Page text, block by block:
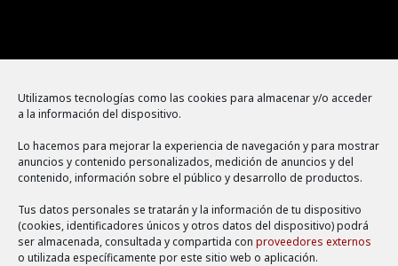
Utilizamos tecnologías como las cookies para almacenar y/o acceder
a la información del dispositivo.
Lo hacemos para mejorar la experiencia de navegación y para mostrar
anuncios y contenido personalizados, medición de anuncios y del
contenido, información sobre el público y desarrollo de productos.
Tus datos personales se tratarán y la información de tu dispositivo
(cookies, identificadores únicos y otros datos del dispositivo) podrá
ser almacenada, consultada y compartida con proveedores externos
o utilizada específicamente por este sitio web o aplicación.
Política de cookies
Aviso legal
Política de privacidad